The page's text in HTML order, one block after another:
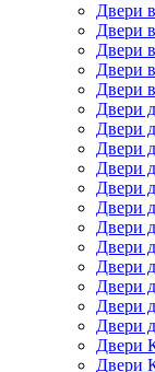
Двери
Двери
Двери
Двери
Двери
Двери
Двери
Двери
Двери
Двери
Двери
Двери
Двери
Двери
Двери
Двери
Двери
Двери
Двери